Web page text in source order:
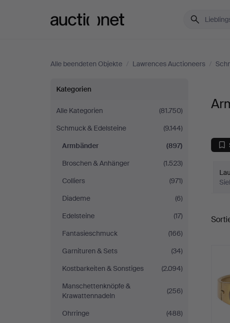
Alle beendeten Objekte / Lawrences Auctioneers /
Armbänder
bei
Lawrences
Auctioneers
Kategorien
Alle Kategorien
(81.750)
Schmuck & Edelsteine
(9.144)
Armbänder
(897)
Broschen & Anhänger
(1.523)
Colliers
(971)
Diademe
(6)
Edelsteine
(17)
Fantasieschmuck
(166)
Garnituren & Sets
(34)
Kostbarkeiten & Sonstiges
(2.094)
Manschettenknöpfe &
Krawattennadeln
(256)
Ohrringe
(488)